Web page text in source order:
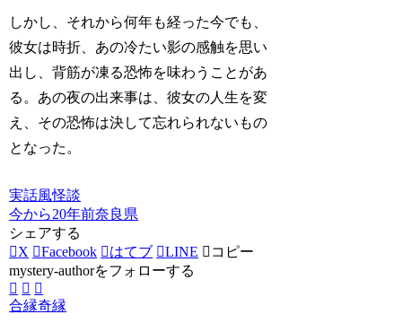
しかし、それから何年も経った今でも、
彼女は時折、あの冷たい影の感触を思い
出し、背筋が凍る恐怖を味わうことがあ
る。あの夜の出来事は、彼女の人生を変
え、その恐怖は決して忘れられないもの
となった。
実話風怪談
今から20年前奈良県
シェアする
X
Facebook はてブ LINE
コピー
mystery-authorをフォローする
合縁奇縁